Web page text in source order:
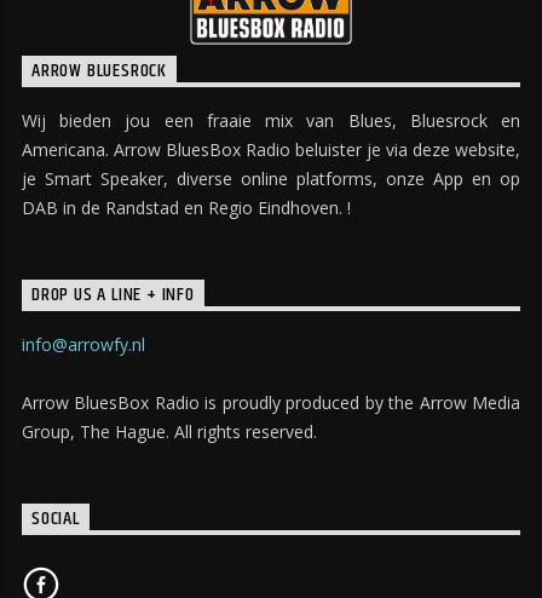
ARROW BLUESROCK
Wij bieden jou een fraaie mix van Blues, Bluesrock en
Americana. Arrow BluesBox Radio beluister je via deze website,
je Smart Speaker, diverse online platforms, onze App en op
DAB in de Randstad en Regio Eindhoven. !
DROP US A LINE + INFO
info@arrowfy.nl
Arrow BluesBox Radio is proudly produced by the Arrow Media
Group, The Hague. All rights reserved.
SOCIAL